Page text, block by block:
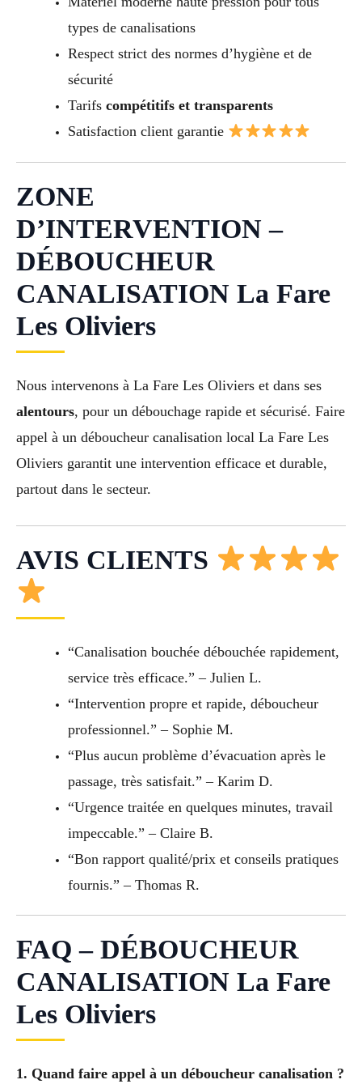
types de canalisations
Respect strict des normes d’hygiène et de
sécurité
Tarifs compétitifs et transparents
Satisfaction client garantie
ZONE
D’INTERVENTION –
DÉBOUCHEUR
CANALISATION La Fare
Les Oliviers
Nous intervenons à La Fare Les Oliviers et dans ses
alentours, pour un débouchage rapide et sécurisé. Faire
appel à un déboucheur canalisation local La Fare Les
Oliviers garantit une intervention efficace et durable,
partout dans le secteur.
AVIS CLIENTS
“Canalisation bouchée débouchée rapidement,
service très efficace.” – Julien L.
“Intervention propre et rapide, déboucheur
professionnel.” – Sophie M.
“Plus aucun problème d’évacuation après le
passage, très satisfait.” – Karim D.
“Urgence traitée en quelques minutes, travail
impeccable.” – Claire B.
“Bon rapport qualité/prix et conseils pratiques
fournis.” – Thomas R.
FAQ – DÉBOUCHEUR
CANALISATION La Fare
Les Oliviers
1. Quand faire appel à un déboucheur canalisation ?